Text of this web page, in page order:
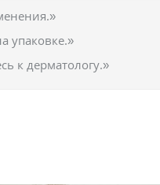
упаковке.»
к дерматологу.»